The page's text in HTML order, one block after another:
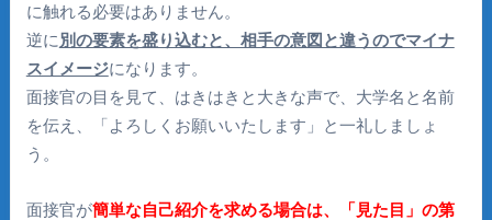
に触れる必要はありません。
逆に別の要素を盛り込むと、相手の意図と違うのでマイナ
スイメージになります。
面接官の目を見て、はきはきと大きな声で、大学名と名前
を伝え、「よろしくお願いいたします」と一礼しましょ
う。
面接官が簡単な自己紹介を求める場合は、「見た目」の第